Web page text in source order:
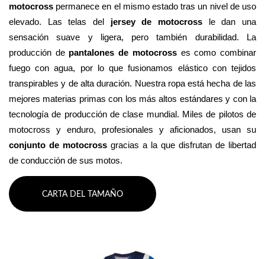
motocross permanece en el mismo estado tras un nivel de uso
elevado. Las telas del jersey de motocross le dan una
sensación suave y ligera, pero también durabilidad. La
producción de pantalones de motocross es como combinar
fuego con agua, por lo que fusionamos elástico con tejidos
transpirables y de alta duración. Nuestra ropa está hecha de las
mejores materias primas con los más altos estándares y con la
tecnología de producción de clase mundial. Miles de pilotos de
conjunto de motocross gracias a la que disfrutan de libertad
de conducción de sus motos.
CARTA DEL TAMAÑO